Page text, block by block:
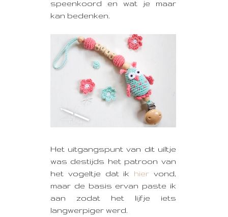
speenkoord en wat je maar
kan bedenken.
Het uitgangspunt van dit uiltje
was destijds het patroon van
het vogeltje dat ik hier vond,
maar de basis ervan paste ik
aan zodat het lijfje iets
langwerpiger werd.